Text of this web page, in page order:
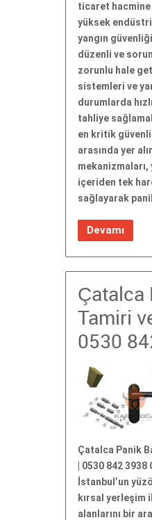
ticaret hacmine
yüksek
yangın
düzenli ve
zorunlu hale
sistemleri ve
durumlarda
tahliye
en kritik
arasında yer
mekanizmaları,
içeriden tek
sağlayarak
Devamı
Çatalca
Tamiri ve
0530
Çatalca Panik
| 0530 842
İstanbul’un
kırsal yerleşim
alanlarını bir